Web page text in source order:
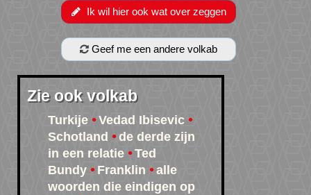
Ik wil hier ook wat over zeggen
Geef me een andere volkab
Zie ook volkab
Turkije
Vedad Ibisevic
Schotland
de derde zijn
in een relatie
Ted
Bundy
Franklin
alle
woorden die eindigen op